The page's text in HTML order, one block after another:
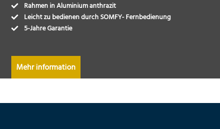
Rahmen in Aluminium anthrazit
Leicht zu bedienen durch SOMFY- Fernbedienung
5-Jahre Garantie
Mehr information